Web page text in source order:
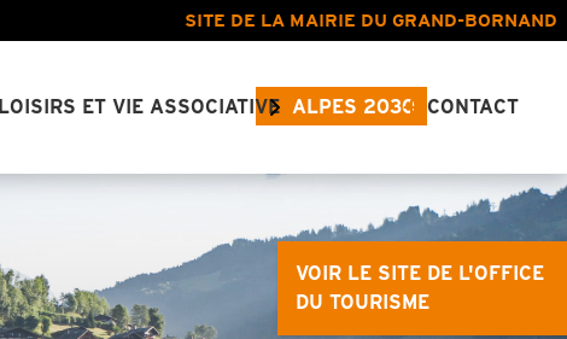
SITE DE LA MAIRIE DU GRAND-BORNAND
ET VIE ASSOCIATIVE ALPES 2030 CONTACT
VOIR LE SITE DE L'OFFICE
DU TOURISME